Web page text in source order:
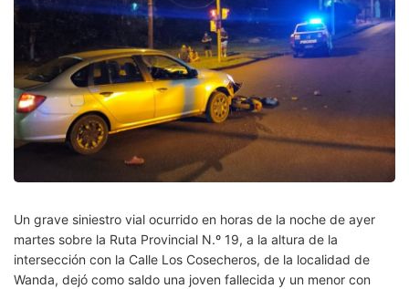
Un grave siniestro vial ocurrido en horas de la noche de ayer
martes sobre la Ruta Provincial N.º 19, a la altura de la
intersección con la Calle Los Cosecheros, de la localidad de
Wanda, dejó como saldo una joven fallecida y un menor con